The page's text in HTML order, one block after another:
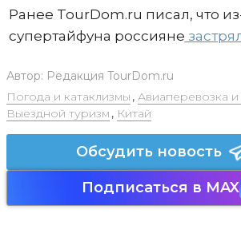
Ранее TourDom.ru писал, что
супертайфуна россияне
Автор: Редакция TourDom.ru
Погода и катаклизмы , Авиаперевозка
Выездной туризм , Китай
Обсудить новость
Подписаться в MAX